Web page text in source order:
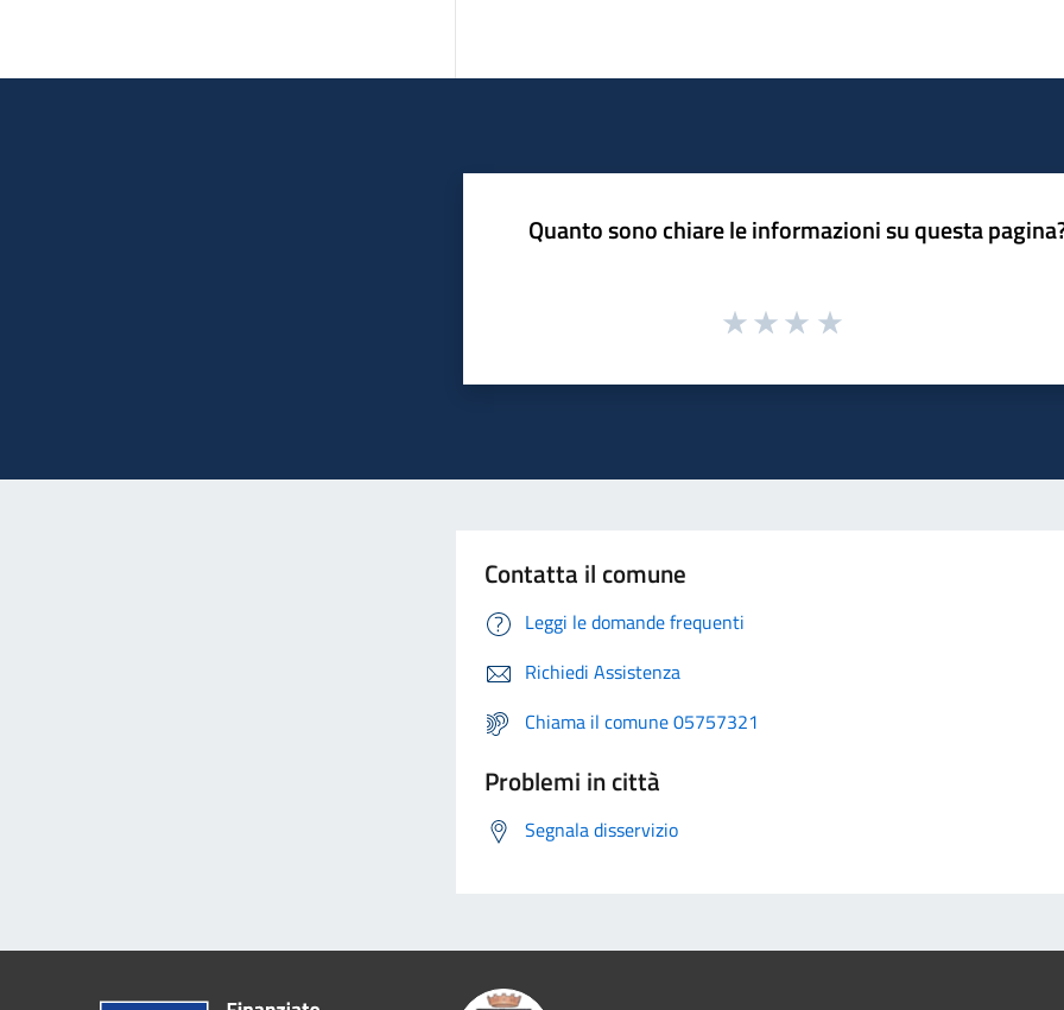
Quanto sono chiare le informazioni su questa
Contatta il comune
Leggi le domande frequenti
Richiedi Assistenza
Chiama il comune 05757321
Problemi in città
Segnala disservizio